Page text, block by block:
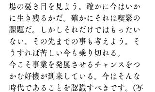
場の憂き目を見よう。確かに今はいか
に生き残るかだ。確かにそれは喫緊の
課題だ。しかしそれだけではもったい
ない。その先までの事も考えよう。そ
うすれば苦しい今も乗り切れる。
今こそ事業を発展させるチャンスをつ
かむ好機が到来している。今はそんな
時代であることを認識すべきです。(写